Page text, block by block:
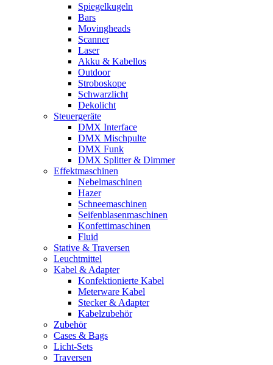
Spiegelkugeln
Bars
Movingheads
Scanner
Laser
Akku & Kabellos
Outdoor
Stroboskope
Schwarzlicht
Dekolicht
Steuergeräte
DMX Interface
DMX Mischpulte
DMX Funk
DMX Splitter & Dimmer
Effektmaschinen
Nebelmaschinen
Hazer
Schneemaschinen
Seifenblasenmaschinen
Konfettimaschinen
Fluid
Stative & Traversen
Leuchtmittel
Kabel & Adapter
Konfektionierte Kabel
Meterware Kabel
Stecker & Adapter
Kabelzubehör
Zubehör
Cases & Bags
Licht-Sets
Traversen